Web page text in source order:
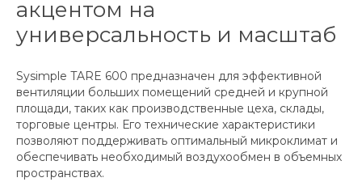
акцентом на
универсальность и масштаб
Sysimple TARE 600 предназначен для эффективной
вентиляции больших помещений средней и крупной
площади, таких как производственные цеха, склады,
торговые центры. Его технические характеристики
позволяют поддерживать оптимальный микроклимат и
обеспечивать необходимый воздухообмен в объемных
пространствах.